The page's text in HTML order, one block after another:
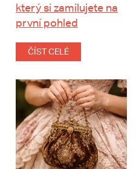
který si zamilujete na
první pohled
ČÍST CELÉ